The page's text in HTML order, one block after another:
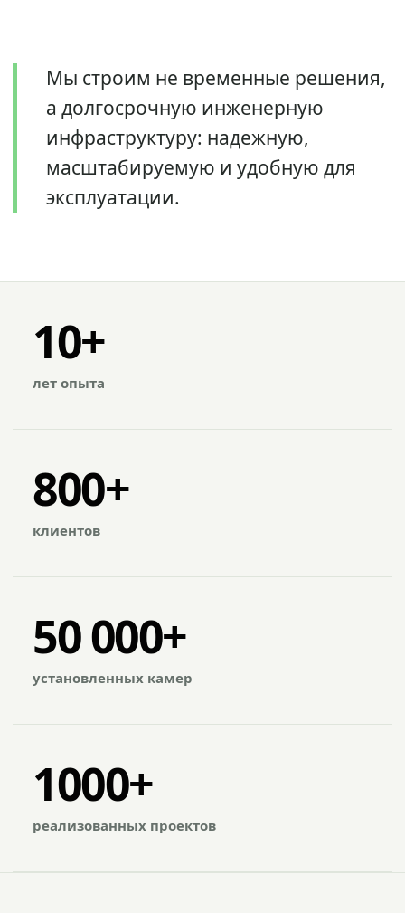
Мы строим не временные решения,
а долгосрочную инженерную
инфраструктуру: надежную,
масштабируемую и удобную для
эксплуатации.
10+
лет опыта
800+
клиентов
50 000+
установленных камер
1000+
реализованных проектов